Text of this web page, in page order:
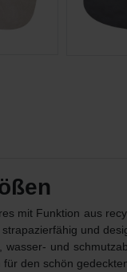
mit Funktion aus
strapazierfähig und
und
den schön